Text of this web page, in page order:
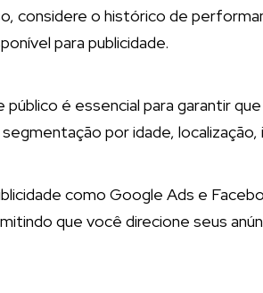
considere o histórico de
para publicidade.
é essencial para garantir
por idade,
como Google Ads e
que você direcione seus